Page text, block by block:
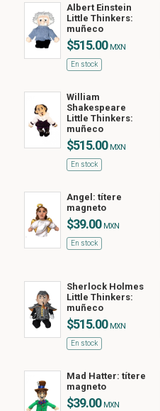
Albert Einstein
Little Thinkers:
muñeco
$515.00 MXN
En stock
William
Shakespeare
Little Thinkers:
muñeco
$515.00 MXN
En stock
Angel: títere
magneto
$39.00 MXN
En stock
Sherlock Holmes
Little Thinkers:
muñeco
$515.00 MXN
En stock
Mad Hatter: títere
magneto
$39.00 MXN